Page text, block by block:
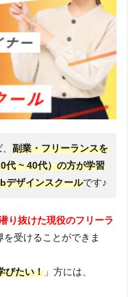
副業・フリーランスを
代 ~ 40代）の方が学習
デザインスクールです♪
り抜けた現役のフリーラ
受けることができま
びたい！ 」方には、